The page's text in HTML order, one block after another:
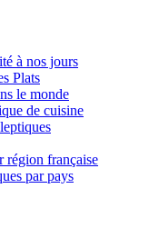
à nos jours
Plats
le monde
de cuisine
région française
par pays